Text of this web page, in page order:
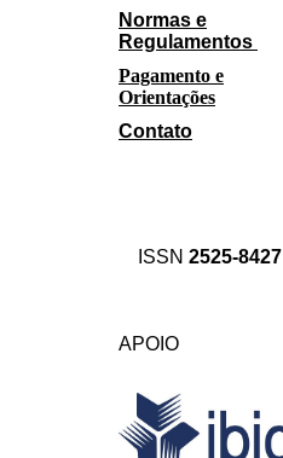
Normas e
Regulamentos
Pagamento e
Orientações
Contato
ISSN 2525-8427
APOIO